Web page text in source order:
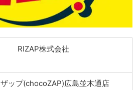
RIZAP株式会社
ップ(chocoZAP)広島並木通店